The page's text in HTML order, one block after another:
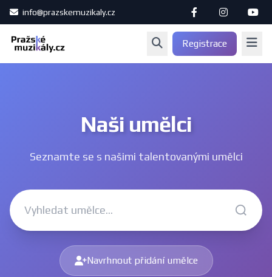
info@prazskemuzikaly.cz
Registrace
Naši umělci
Seznamte se s našimi talentovanými umělci
Navrhnout přidání umělce